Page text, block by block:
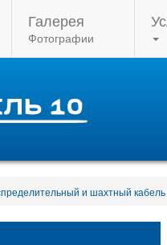
Галерея
Фотографии
и шахтный кабель